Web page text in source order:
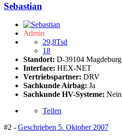
Sebastian
Admin
29,8Tsd
18
Standort: D-39104 Magdeburg
Interface: HEX-NET
Vertriebspartner: DRV
Sachkunde Airbag: Ja
Sachkunde HV-Systeme: Nein
Teilen
#2 - Geschrieben 5. Oktober 2007